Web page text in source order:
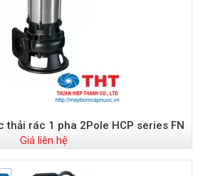
thải rác 1 pha 2Pole HCP series FN
Giá liên hệ